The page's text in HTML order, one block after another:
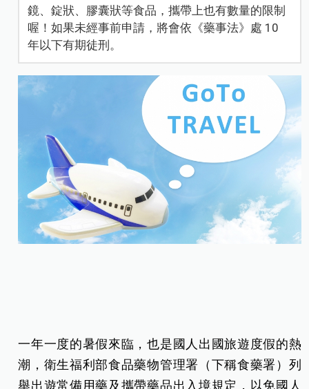
鏡、錠狀、膠囊狀等食品，攜帶上也有數量的限制
喔！如果未經事前申請，將會依《藥事法》處 10
年以下有期徒刑。
一年一度的暑假來臨，也是國人出國旅遊度假的熱
潮，衛生福利部食品藥物管理署（下稱食藥署）列
舉出遊常備用藥及攜帶藥品出入境規定，以免國人